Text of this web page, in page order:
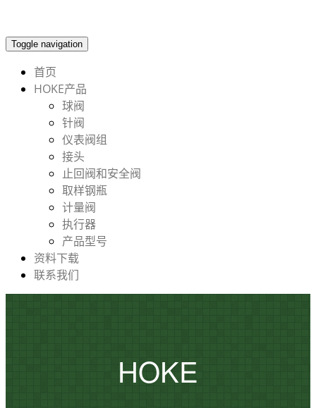
Toggle navigation
首页
HOKE产品
球阀
针阀
仪表阀组
接头
止回阀和安全阀
取样钢瓶
计量阀
执行器
产品型号
资料下载
联系我们
HOKE